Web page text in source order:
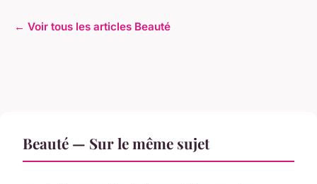
← Voir tous les articles Beauté
Beauté — Sur le même sujet